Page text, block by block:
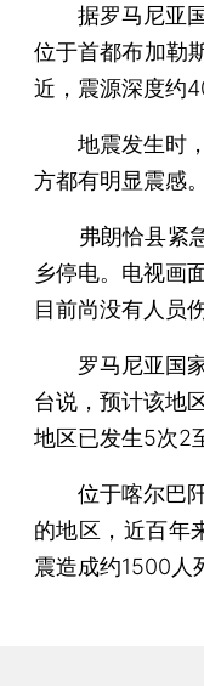
据罗马尼亚国
位于首都布加勒
近，震源深度约
地震发生时，
方都有明显震感。
弗朗恰县紧急
乡停电。电视画
目前尚没有人员
罗马尼亚国家
台说，预计该地
地区已发生5次2
位于喀尔巴阡
的地区，近百年
震造成约1500人